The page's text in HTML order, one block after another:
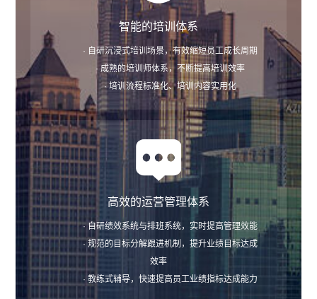
智能的培训体系
· 自研沉浸式培训场景，有效缩短员工成长周期
· 成熟的培训师体系，不断提高培训效率
· 培训流程标准化、培训内容实用化
高效的运营管理体系
· 自研绩效系统与排班系统，实时提高管理效能
· 规范的目标分解跟进机制，提升业绩目标达成
效率
· 教练式辅导，快速提高员工业绩指标达成能力